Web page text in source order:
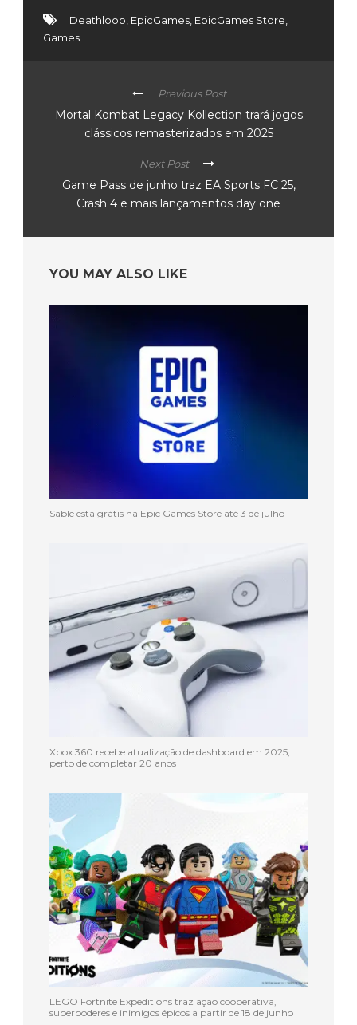
Deathloop EpicGames EpicGames Store
Games
Previous Post
Mortal Kombat Legacy Kollection trará jogos
clássicos remasterizados em 2025
Next Post
Game Pass de junho traz EA Sports FC 25,
Crash 4 e mais lançamentos day one
YOU MAY ALSO LIKE
Sable está grátis na Epic Games Store até 3 de julho
Xbox 360 recebe atualização de dashboard em 2025,
perto de completar 20 anos
LEGO Fortnite Expeditions traz ação cooperativa,
superpoderes e inimigos épicos a partir de 18 de junho